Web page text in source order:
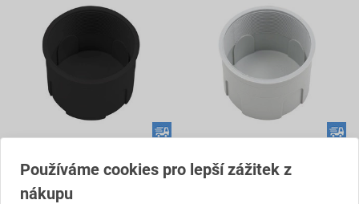
Skoff AO-PEI-6-B-2-00-00-01
21,31 Kč
Skoff AO-PEI-5-G-2-00-00-01
Používáme cookies pro lepší zážitek z
nákupu